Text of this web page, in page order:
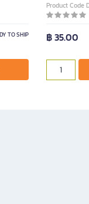
TO SHIP
Product Code
฿ 35.00